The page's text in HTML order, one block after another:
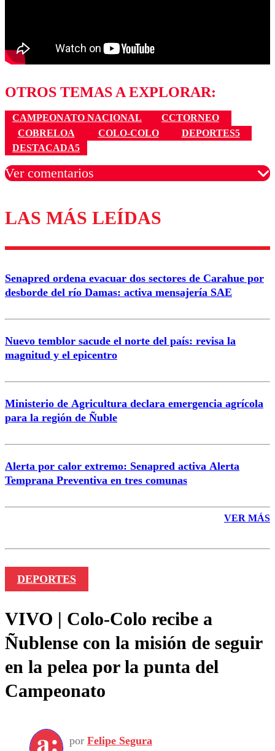
OTROS TEMAS A EXPLORAR:
CAMPEONATO NACIONAL
CCTORNEO
COBRELOA
COLO-COLO
DEPORTES5
DESTACADA5
Ver comentarios
Los comentarios son moderados para garantizar un
diálogo respetuoso.
Correo
LAS MÁS LEÍDAS
Senapred ordena evacuar dos sectores de Carahue por
desborde del río Damas: activa mensajería SAE
Nuevo temblor sacude el norte del país: revisa la
magnitud y el epicentro
Ministerio de Agricultura declara emergencia agrícola
para la región de Ñuble
Alerta por calor extremo: Senapred activa Alerta
Temprana Preventiva en tres comunas
VER MÁS
DEPORTES
VIVO | Colo-Colo recibe a
Ñublense con la misión de seguir
en la pelea por la punta del
Campeonato
por Felipe Segura